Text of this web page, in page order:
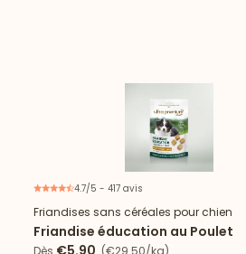
4.7/5 - 417 avis
Friandises sans céréales pour chien
Friandise éducation au Poulet
Dès €5.90 (€29.50/kg)